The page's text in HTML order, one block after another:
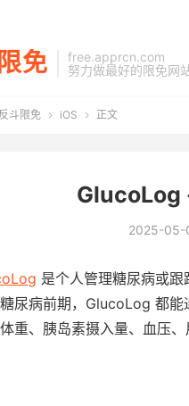
免
free.apprcn.com
努力做最好的限免网
反斗限免  iOS  正文
GlucoLog
2025-05-
是个人管理糖尿病或
尿病前期，GlucoLog 都能
重、胰岛素摄入量、血压、